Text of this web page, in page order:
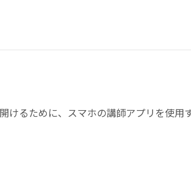
けるために、スマホの講師アプリを使用